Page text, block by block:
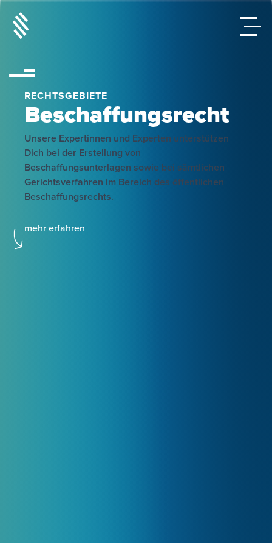
RECHTSGEBIETE
Beschaffungsrecht
Unsere Expertinnen und Experten unterstützen
Dich bei der Erstellung von
Beschaffungsunterlagen sowie bei sämtlichen
Gerichtsverfahren im Bereich des öffentlichen
Beschaffungsrechts.
mehr erfahren